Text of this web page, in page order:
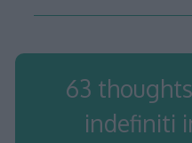
63
indefiniti